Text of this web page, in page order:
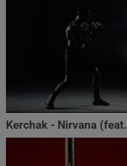
Kerchak - Nirvana